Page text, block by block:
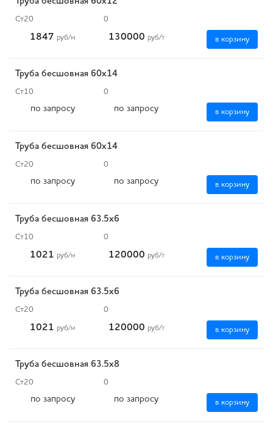
Ст20 0
1847 руб/м 130000 руб/т в корзину
Труба бесшовная 60х14
Ст10 0
по запросу по запросу в корзину
Труба бесшовная 60х14
Ст20 0
по запросу по запросу в корзину
Труба бесшовная 63.5х6
Ст10 0
1021 руб/м 120000 руб/т в корзину
Труба бесшовная 63.5х6
Ст20 0
1021 руб/м 120000 руб/т в корзину
Труба бесшовная 63.5х8
Ст20 0
по запросу по запросу в корзину